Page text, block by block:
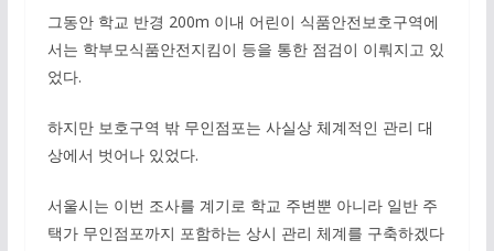
그동안 학교 반경 200m 이내 어린이 식품안전보호구역에
서는 학부모식품안전지킴이 등을 통한 점검이 이뤄지고 있
었다.
하지만 보호구역 밖 무인점포는 사실상 체계적인 관리 대
상에서 벗어나 있었다.
서울시는 이번 조사를 계기로 학교 주변뿐 아니라 일반 주
택가 무인점포까지 포함하는 상시 관리 체계를 구축하겠다